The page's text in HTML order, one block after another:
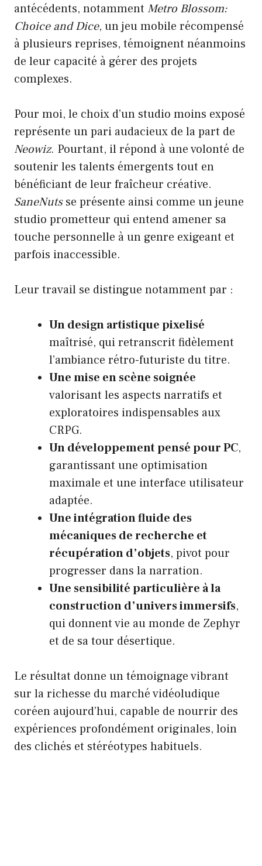
antécédents, notamment Metro Blossom:
Choice and Dice, un jeu mobile récompensé
à plusieurs reprises, témoignent néanmoins
de leur capacité à gérer des projets
complexes.
Pour moi, le choix d’un studio moins exposé
représente un pari audacieux de la part de
Neowiz. Pourtant, il répond à une volonté de
soutenir les talents émergents tout en
bénéficiant de leur fraîcheur créative.
SaneNutsse présente ainsi comme un jeune
studio prometteur qui entend amener sa
touche personnelle à un genre exigeant et
parfois inaccessible.
Leur travail se distingue notamment par :
Un design artistique pixelisé
maîtrisé, qui retranscrit fidèlement
l’ambiance rétro-futuriste du titre.
Une mise en scène soignée
valorisant les aspects narratifs et
exploratoires indispensables aux
CRPG.
Un développement pensé pour PC,
garantissant une optimisation
maximale et une interface utilisateur
adaptée.
Une intégration fluide des
mécaniques de recherche et
récupération d’objets, pivot pour
progresser dans la narration.
Une sensibilité particulière à la
construction d’univers immersifs,
qui donnent vie au monde de Zephyr
et de sa tour désertique.
Le résultat donne un témoignage vibrant
sur la richesse du marché vidéoludique
coréen aujourd’hui, capable de nourrir des
expériences profondément originales, loin
des clichés et stéréotypes habituels.